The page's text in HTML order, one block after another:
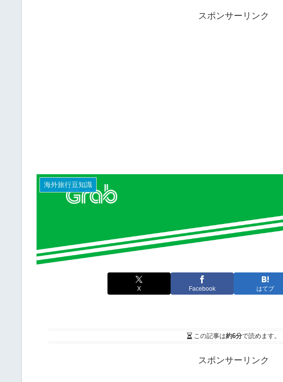
スポンサーリンク
海外旅行豆知識
X Facebook はてブ
この記事は約6分で読めます。
スポンサーリンク